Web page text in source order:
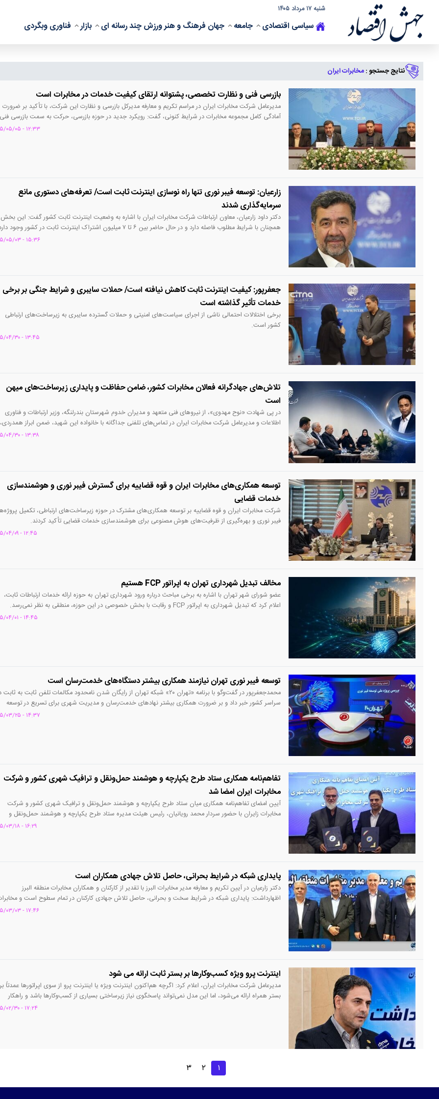
شنبه ۱۷ مرداد ۱۴۰۵
سیاسی اقتصادی جامعه جهان فرهنگ و هنرورزشچند رسانه ای بازار فناوریوبگردی
نتایج جستجو :مخابرات ایران
بازرسی فنی و نظارت تخصصی، پشتوانه ارتقای کیفیت خدمات در مخابرات است
مدیرعامل شرکت مخابرات ایران در مراسم تکریم و معارفه مدیرکل بازرسی و نظارت این شرکت، با تأکید بر ضرورت
آمادگی کامل مجموعه مخابرات در شرایط کنونی، گفت: رویکرد جدید در حوزه بازرسی، حرکت به سمت بازرسی
۱۲:۳۳ - ۱۴۰۵/۰۵/۰۵
زارعیان: توسعه فیبر نوری تنها راه نوسازی اینترنت ثابت است/ تعرفه‌های دستوری مانع
سرمایه‌گذاری شدند
دکتر داود زارعیان، معاون ارتباطات شرکت مخابرات ایران با اشاره به وضعیت اینترنت ثابت کشور گفت: این بخش
همچنان با شرایط مطلوب فاصله دارد و در حال حاضر بین ۶ تا ۷ میلیون اشتراک اینترنت ثابت در کشور وجود
۱۵:۳۶ - ۱۴۰۵/۰۵/۰۳
جعفرپور: کیفیت اینترنت ثابت کاهش نیافته است/ حملات سایبری و شرایط جنگی بر برخی
خدمات تأثیر گذاشته است
برخی اختلالات احتمالی ناشی از اجرای سیاست‌های امنیتی و حملات گسترده سایبری به زیرساخت‌های ارتباطی
کشور است.
۱۳:۴۵ - ۱۴۰۵/۰۴/۳۰
تلاش‌های جهادگرانه فعالان مخابرات کشور، ضامن حفاظت و پایداری زیرساخت‌های میهن
است
در پی شهادت «نوح مهدوی»، از نیروهای فنی متعهد و مدیران خدوم شهرستان بندرلنگه، وزیر ارتباطات و فناوری
اطلاعات و مدیرعامل شرکت مخابرات ایران در تماس‌های تلفنی جداگانه با خانواده این شهید، ضمن ابراز همدردی،
۱۳:۳۸ - ۱۴۰۵/۰۴/۳۰
توسعه همکاری‌های مخابرات ایران و قوه قضاییه برای گسترش فیبر نوری و هوشمندسازی
خدمات قضایی
شرکت مخابرات ایران و قوه قضاییه بر توسعه همکاری‌های مشترک در حوزه زیرساخت‌های ارتباطی، تکمیل
فیبر نوری و بهره‌گیری از ظرفیت‌های هوش مصنوعی برای هوشمندسازی خدمات قضایی تأکید کردند.
۱۲:۴۵ - ۱۴۰۵/۰۴/۰۹
مخالف تبدیل شهرداری تهران به اپراتور FCP هستیم
عضو شورای شهر تهران با اشاره به برخی مباحث درباره ورود شهرداری تهران به حوزه ارائه خدمات ارتباطات ثابت،
اعلام کرد که تبدیل شهرداری به اپراتور FCP و رقابت با بخش خصوصی در این حوزه، منطقی به نظر نمی‌رسد.
۱۴:۴۵ - ۱۴۰۵/۰۴/۰۱
توسعه فیبر نوری تهران نیازمند همکاری بیشتر دستگاه‌های خدمت‌رسان است
محمدجعفرپور در گفت‌وگو با برنامه «تهران ۲۰» شبکه تهران از رایگان شدن نامحدود مکالمات تلفن ثابت به
سراسر کشور خبر داد و بر ضرورت همکاری بیشتر نهادهای خدمت‌رسان و مدیریت شهری برای تسریع در توسعه
۱۴:۳۷ - ۱۴۰۵/۰۳/۲۵
تفاهم‌نامه همکاری ستاد طرح یکپارچه و هوشمند حمل‌ونقل و ترافیک شهری کشور و شرکت
مخابرات ایران امضا شد
آیین امضای تفاهم‌نامه همکاری میان ستاد طرح یکپارچه و هوشمند حمل‌ونقل و ترافیک شهری کشور و شرکت
مخابرات زایران با حضور سردار محمد رویانیان، رئیس هیئت مدیره ستاد طرح یکپارچه و هوشمند حمل‌ونقل و
ترافیک شهری کشور، سردار حسن مومنی جانشین پلیس راهور فراجا، مهندس محمدجعفرپور مدیرعامل شرکت
۱۶:۲۹ - ۱۴۰۵/۰۳/۱۸
پایداری شبکه در شرایط بحرانی، حاصل تلاش جهادی همکاران است
​دکتر زارعیان در آیین تکریم و معارفه مدیر مخابرات البرز با تقدیر از کارکنان و همکاران مخابرات منطقه البرز
اظهارداشت: پایداری شبکه در شرایط سخت و بحرانی، حاصل تلاش جهادی کارکنان در تمام سطوح است و
این منطقه، از مناطق پیشتاز در توسعه ارتباطی در شرایط بحرانی و به عنوان یکی از مهم ترین مناطق زیرساختی در
۱۷:۴۶ - ۱۴۰۵/۰۳/۰۳
اینترنت پرو ویژه کسب‌وکارها بر بستر ثابت ارائه می شود
مدیرعامل شرکت مخابرات ایران، اعلام کرد: اگرچه هم‌اکنون اینترنت ویژه یا اینترنت پرو از سوی اپراتورها عمدتاً
بستر همراه ارائه می‌شود، اما این مدل نمی‌تواند پاسخگوی نیاز زیرساختی بسیاری از کسب‌وکارها باشد و راهکار
۱۷:۲۴ - ۱۴۰۵/۰۲/۳۰
۱ ۲ ۳